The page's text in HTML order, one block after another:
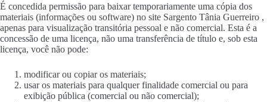
É concedida permissão para baixar temporariamente uma cópia dos
materiais (informações ou software) no site Sargento Tânia Guerreiro ,
apenas para visualização transitória pessoal e não comercial. Esta é a
concessão de uma licença, não uma transferência de título e, sob esta
licença, você não pode:
modificar ou copiar os materiais;
usar os materiais para qualquer finalidade comercial ou para
exibição pública (comercial ou não comercial);